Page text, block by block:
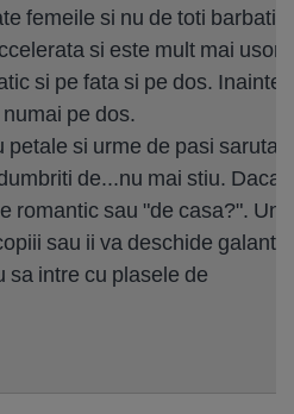
femeile si nu de toti barbatii.
si este mult mai usor
si pe fata si pe dos. Inainte
pe dos.
petale si urme de pasi
de...nu mai stiu. Daca
romantic sau "de casa?". Un
sau ii va deschide galant
sa intre cu plasele de